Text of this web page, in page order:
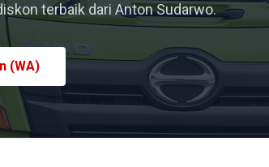
terbaik dari Anton Sudarwo.
(WA)